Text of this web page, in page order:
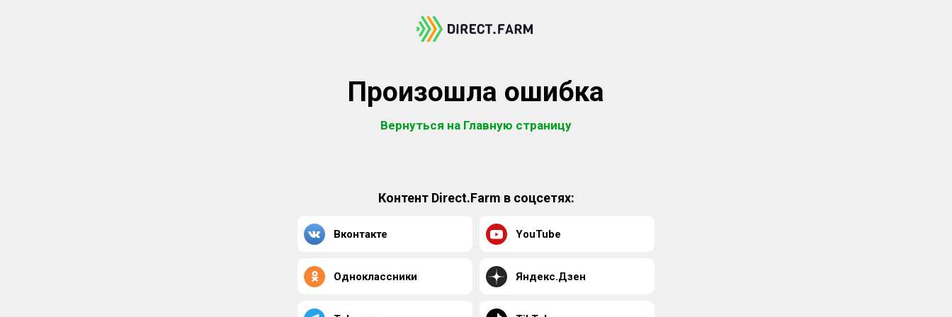
Произошла ошибка
Вернуться на Главную страницу
Контент Direct.Farm в соцсетях:
Вконтакте YouTube
Одноклассники Яндекс.Дзен